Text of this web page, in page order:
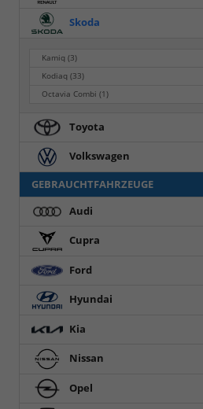
Skoda
Kamiq(3)
Kodiaq(33)
Octavia Combi(1)
Toyota
Volkswagen
GEBRAUCHTFAHRZEUGE
Audi
Cupra
Ford
Hyundai
Kia
Nissan
Opel